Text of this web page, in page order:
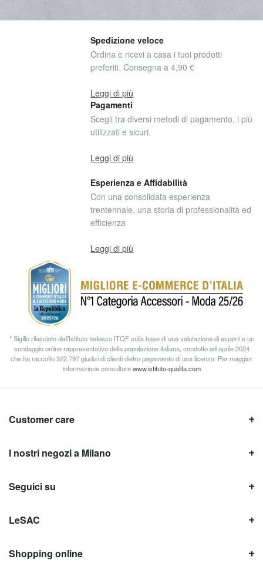
Spedizione veloce
Ordina e ricevi a casa i tuoi prodotti
preferiti. Consegna a 4,90 €
Leggi di più
Pagamenti
Scegli tra diversi metodi di pagamento, i più
utilizzati e sicuri.
Leggi di più
Esperienza e Affidabilità
Con una consolidata esperienza
trentennale, una storia di professionalità ed
efficienza
Leggi di più
* Sigillo rilasciato dall’Istituto tedesco ITQF sulla base di una valutazione di esperti e un
sondaggio online rappresentativo della popolazione italiana, condotto ad aprile 2024
che ha raccolto 322.797 giudizi di clienti dietro pagamento di una licenza. Per maggior
informazione consultarewww.istituto-qualita.com
Customer care
I nostri negozi a Milano
Seguici su
LeSAC
Shopping online